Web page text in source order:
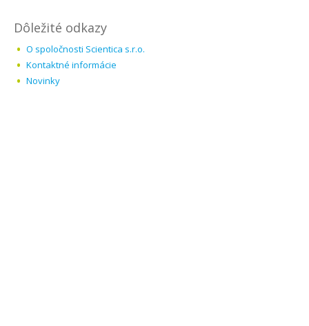
Dôležité odkazy
O spoločnosti Scientica s.r.o.
Kontaktné informácie
Novinky